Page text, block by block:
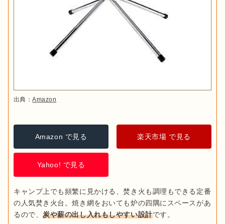
出典：Amazon
Amazon で見る 楽天市場 で見る
Yahoo! で見る
キャンプ上でも頻繁に見かける、焚き火も調理もできる定番
の人気焚き火台。焼き網をおいても炉の四隅にスペースがあ
るので、炭や薪の出し入れもしやすい設計